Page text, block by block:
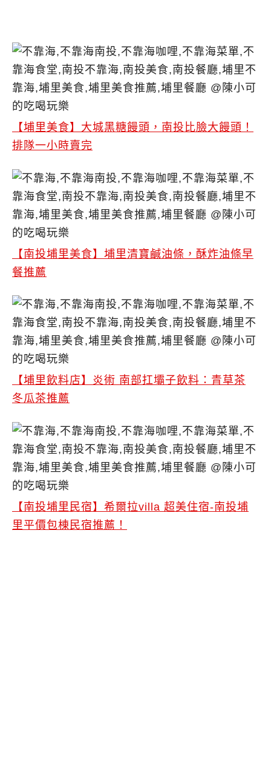
【埔里美食】大城黑糖饅頭，南投比臉大饅頭！
排隊一小時賣完
【南投埔里美食】埔里清寶鹹油條，酥炸油條早
餐推薦
【埔里飲料店】炎術 南部扛壩子飲料：青草茶
冬瓜茶推薦
【南投埔里民宿】希爾拉villa 超美住宿-南投埔
里平價包棟民宿推薦！